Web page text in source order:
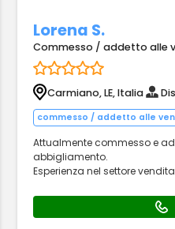
Lorena S.
Commesso / addetto alle
Carmiano, LE, Italia
commesso / addetto alle
Attualmente commesso e
abbigliamento.
Esperienza nel settore